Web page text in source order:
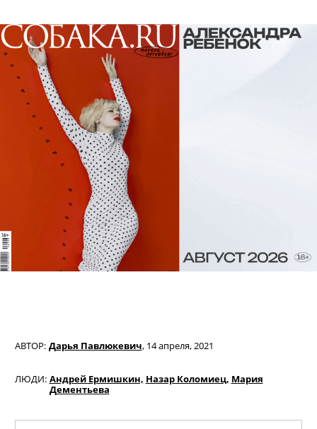
АВТОР: Дарья Павлюкевич, 14 апреля, 2021
ЛЮДИ: Андрей Ермишкин, Назар Коломиец, Мария
Дементьева